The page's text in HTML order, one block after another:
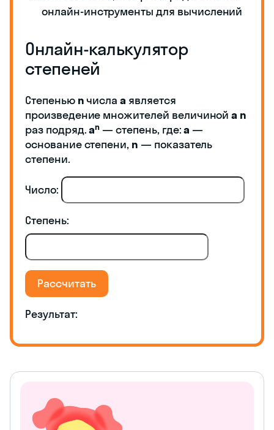
онлайн-инструменты для вычислений
Онлайн-калькулятор
степеней
Степенью nчислаа является
произведение множителей величинойа n
раз подряд.an — степень, где:a —
основание степени, n — показатель
степени.
Число:
Степень:
Рассчитать
Результат: